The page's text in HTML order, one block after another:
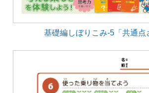
基礎編しぼりこみ-5「共通点